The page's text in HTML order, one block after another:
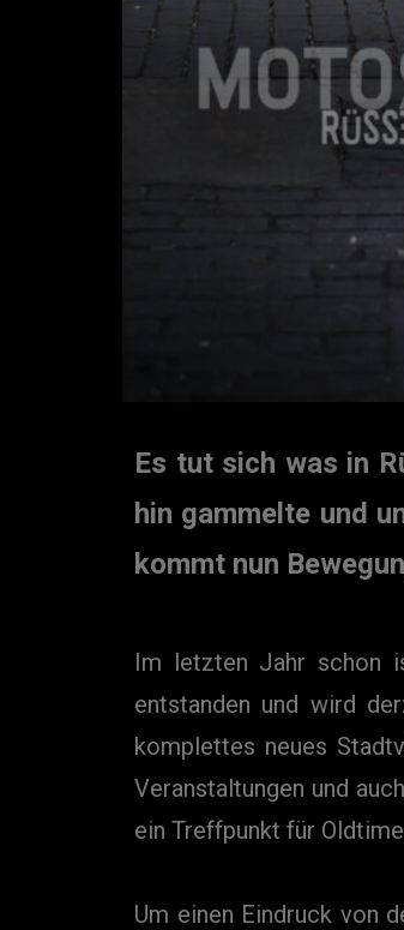
Es tut sich was in
hin gammelte und
kommt nun
Im letzten Jahr schon
entstanden und wird
komplettes neues
Veranstaltungen und
ein Treffpunkt für
Um einen Eindruck von